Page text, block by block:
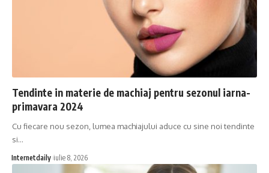
Tendinte in materie de machiaj pentru sezonul iarna-
primavara 2024
Cu fiecare nou sezon, lumea machiajului aduce cu sine noi tendinte
si…
Internetdaily iulie 8, 2026